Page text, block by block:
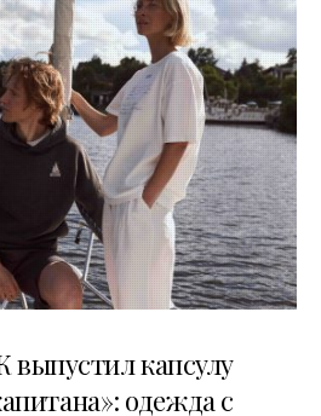
выпустил капсулу
одежда с